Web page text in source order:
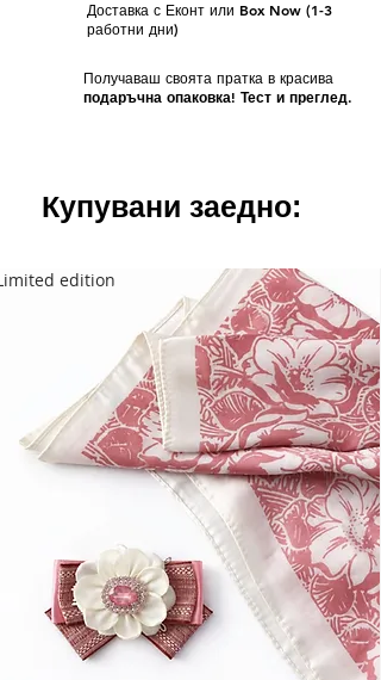
Доставка с Еконт или Box Now (1-3
работни дни)
Получаваш своята пратка в красива
подаръчна опаковка! Тест и преглед.
Купувани заедно:
edition